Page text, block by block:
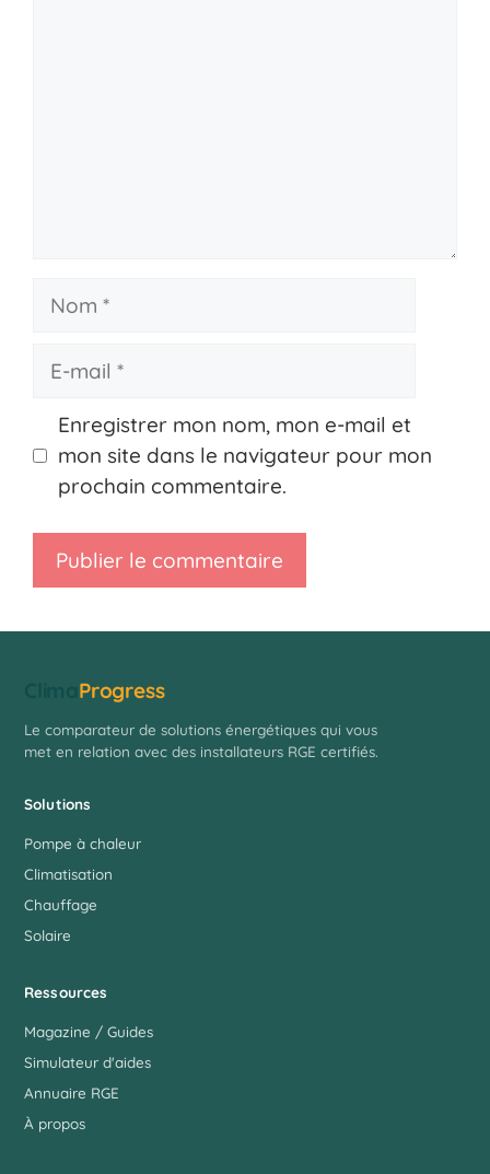
Nom
Enregistrer mon nom, mon e-mail et
mon site dans le navigateur pour mon
prochain commentaire.
Progress
Le comparateur de solutions énergétiques qui vous
met en relation avec des installateurs RGE certifiés.
Solutions
Pompe à chaleur
Climatisation
Chauffage
Solaire
Ressources
Magazine / Guides
Simulateur d'aides
Annuaire RGE
À propos